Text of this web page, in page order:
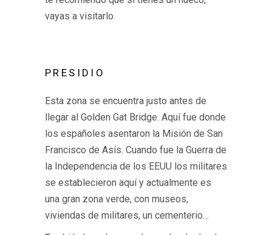
vayas a visitarlo.
PRESIDIO
Esta zona se encuentra justo antes de
llegar al Golden Gat Bridge. Aquí fue donde
los españoles asentaron la Misión de San
Francisco de Asís. Cuando fue la Guerra de
la Independencia de los EEUU los militares
se establecieron aquí y actualmente es
una gran zona verde, con museos,
viviendas de militares, un cementerio…